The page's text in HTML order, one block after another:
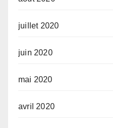
juillet 2020
juin 2020
mai 2020
avril 2020